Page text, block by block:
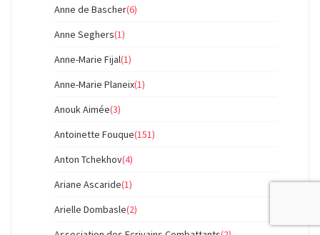
Anne de Bascher(6)
Anne Seghers(1)
Anne-Marie Fijal(1)
Anne-Marie Planeix(1)
Anouk Aimée(3)
Antoinette Fouque(151)
Anton Tchekhov(4)
Ariane Ascaride(1)
Arielle Dombasle(2)